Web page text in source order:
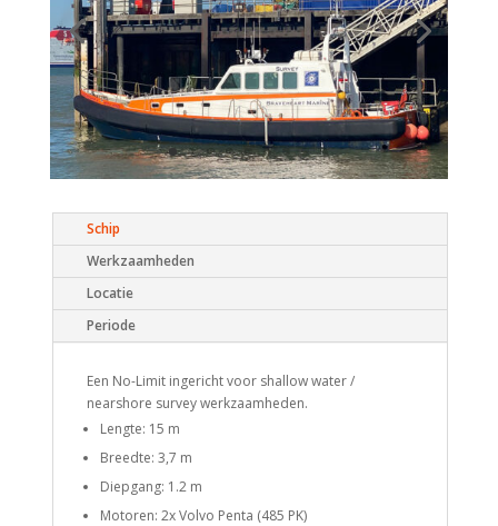
Schip
Werkzaamheden
Locatie
Periode
Een No-Limit ingericht voor shallow water /
nearshore survey werkzaamheden.
Lengte: 15 m
Breedte: 3,7 m
Diepgang: 1.2 m
Motoren: 2x Volvo Penta (485 PK)